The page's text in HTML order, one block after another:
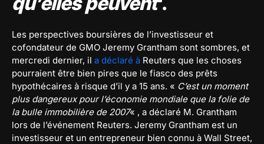
Les perspectives boursières de l’investisseur et
cofondateur de GMO Jeremy Grantham sont sombres, et
mercredi dernier, il a déclaré à Reuters que les choses
pourraient être bien pires que le fiasco des prêts
hypothécaires à risque d’il y a 15 ans. « C’est un moment
plus dangereux pour l’économie mondiale que la folie de
la bulle immobilière de 2007« , a déclaré M. Grantham
lors de l’événement Reuters. Jeremy Grantham est un
investisseur et un entrepreneur bien connu à Wall Street,